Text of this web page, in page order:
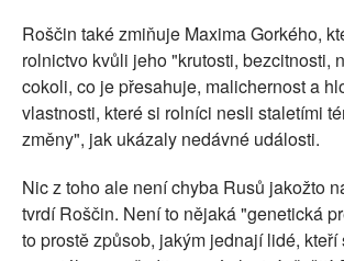
Roščin také zmiňuje Maxima Gorkého,
rolnictvo kvůli jeho "krutosti, bezcitnosti,
cokoli, co je přesahuje, malichernost a
vlastnosti, které si rolníci nesli staletími
změny", jak ukázaly nedávné události.
Nic z toho ale není chyba Rusů jakožto
tvrdí Roščin. Není to nějaká "genetická
to prostě způsob, jakým jednají lidé, kteří